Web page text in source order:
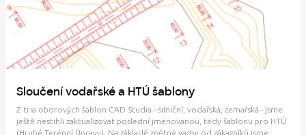
Sloučení vodařské a HTÚ šablony
Z tria oborových šablon CAD Studia - silniční, vodařská, zemařská - jsme
ještě nestihli zaktualizovat poslední jmenovanou, tedy šablonu pro HTÚ
(Hrubé Terénní Úpravy). Na základě zpětné vazby od zákazníků jsme